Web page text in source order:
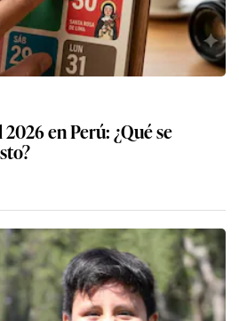
en Perú: ¿Qué se